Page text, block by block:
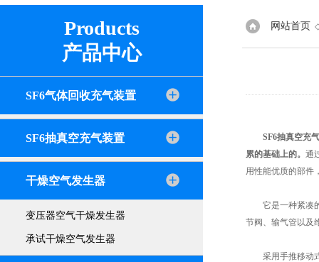
Products
产品中心
SF6气体回收充气装置
SF6抽真空充气装置
干燥空气发生器
变压器空气干燥发生器
承试干燥空气发生器
网站首页
SF6抽真空充
累的基础上的。 通
用性能优质的部件
它是一种紧凑的
节阀、输气管以及
采用手推移动式